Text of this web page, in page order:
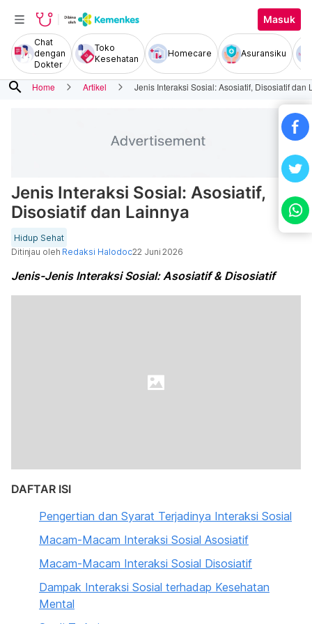
Masuk
Chat
dengan
Dokter
Toko
Kesehatan
Homecare Asuransiku
search Home Artikel Jenis Interaksi Sosial: Asosiatif, Disosiatif dan
Jenis Interaksi Sosial: Asosiatif,
Disosiatif dan Lainnya
Hidup Sehat
Ditinjau oleh Redaksi Halodoc22 Juni 2026
Jenis-Jenis Interaksi Sosial: Asosiatif & Disosiatif
DAFTAR ISI
Pengertian dan Syarat Terjadinya Interaksi Sosial
Macam-Macam Interaksi Sosial Asosiatif
Macam-Macam Interaksi Sosial Disosiatif
Dampak Interaksi Sosial terhadap Kesehatan
Mental